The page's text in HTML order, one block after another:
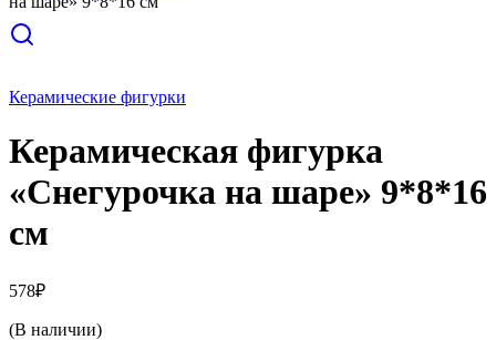
Керамические фигурки
Керамическая фигурка
«Снегурочка на шаре» 9*8*16
см
578₽
(В наличии)